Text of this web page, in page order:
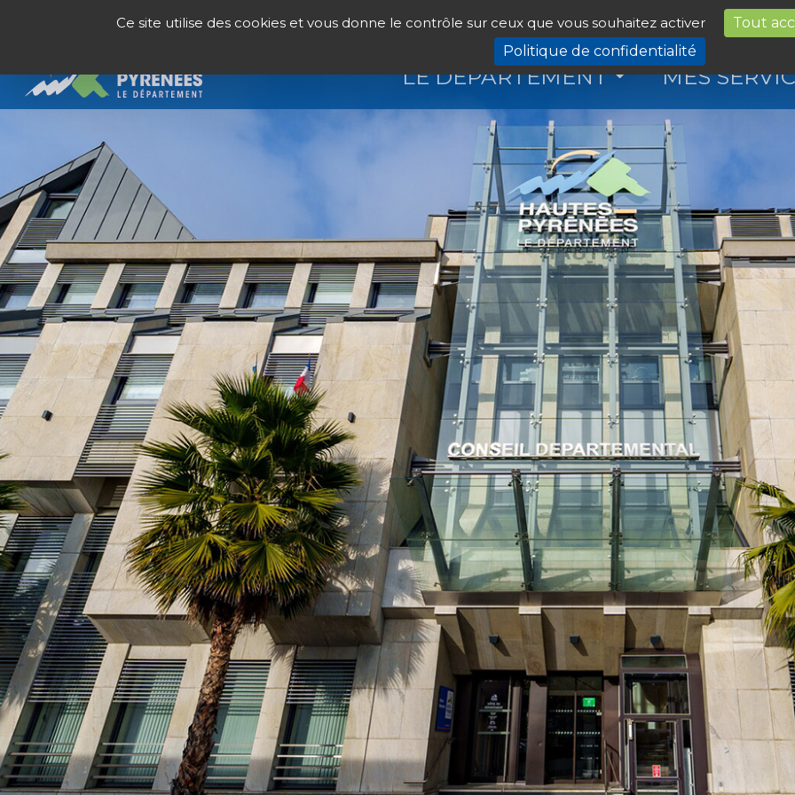
Ce site utilise des cookies et vous donne le contrôle sur ceux que vous souhaitez activer Tout
Politique de confidentialité
LE DÉPARTEMENT MES